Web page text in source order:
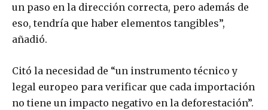
un paso en la dirección correcta, pero además de
eso, tendría que haber elementos tangibles”,
añadió.
Citó la necesidad de “un instrumento técnico y
legal europeo para verificar que cada importación
no tiene un impacto negativo en la deforestación”.